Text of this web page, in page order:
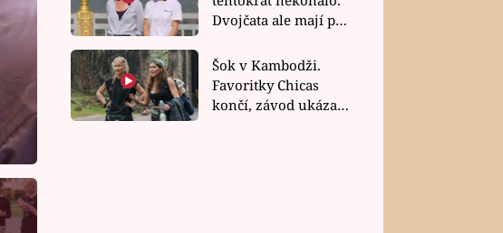
Dvojčata ale mají po
závodu nůž na krku
Šok v Kambodži.
Favoritky Chicas
končí, závod ukázal